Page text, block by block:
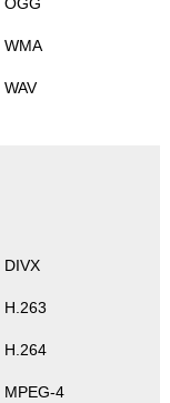
WMA
WAV
DIVX
H.263
H.264
MPEG-4